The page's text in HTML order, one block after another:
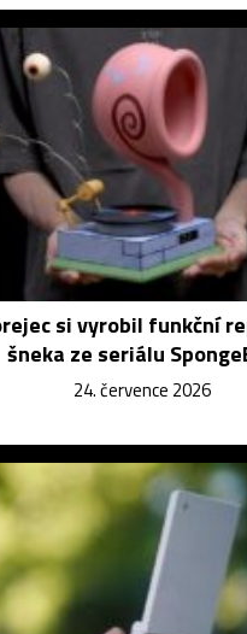
si vyrobil funkční
šneka ze seriálu
24. července 2026